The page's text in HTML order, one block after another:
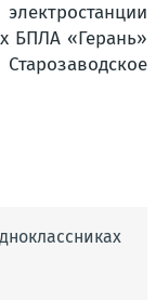
БПЛА «Герань»